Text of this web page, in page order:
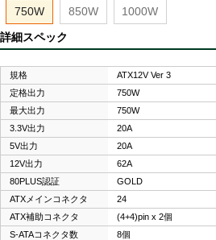
750W 850W
1000W
詳細スペック
規格
ATX12V Ver 3
定格出力
750W
最大出力
750W
3.3V出力
20A
5V出力
20A
12V出力
62A
80PLUS認証
GOLD
ATXメインコネクタ
24
ATX補助コネクタ
(4+4)pin x 2個
S-ATAコネクタ数
8個